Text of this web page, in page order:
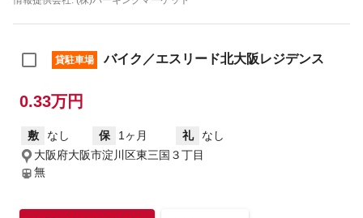
貸駐車場 バイク／エスリード北大阪レジデンス
0.33万円
敷 なし 保 1ヶ月 礼
なし
大阪府大阪市淀川区東三国３丁目
無